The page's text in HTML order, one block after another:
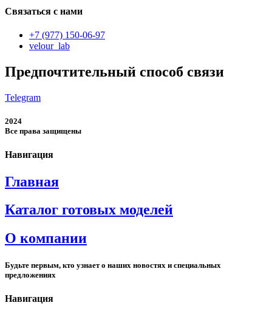
из
предметов
Связаться с нами
+7 (977) 150-06-97
velour_lab
Предпочтительный способ связи
Telegram
2024
Все права защищены
Навигация
Главная
Каталог готовых моделей
О компании
Будьте первым, кто узнает о наших новостях и специальных
предложениях
Навигация